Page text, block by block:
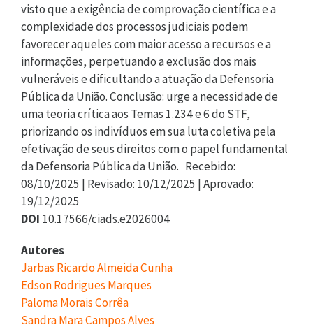
visto que a exigência de comprovação científica e a
complexidade dos processos judiciais podem
favorecer aqueles com maior acesso a recursos e a
informações, perpetuando a exclusão dos mais
vulneráveis e dificultando a atuação da Defensoria
Pública da União. Conclusão: urge a necessidade de
uma teoria crítica aos Temas 1.234 e 6 do STF,
priorizando os indivíduos em sua luta coletiva pela
efetivação de seus direitos com o papel fundamental
da Defensoria Pública da União. Recebido:
08/10/2025 | Revisado: 10/12/2025 | Aprovado:
19/12/2025
DOI 10.17566/ciads.e2026004
Autores
Jarbas Ricardo Almeida Cunha
Edson Rodrigues Marques
Paloma Morais Corrêa
Sandra Mara Campos Alves